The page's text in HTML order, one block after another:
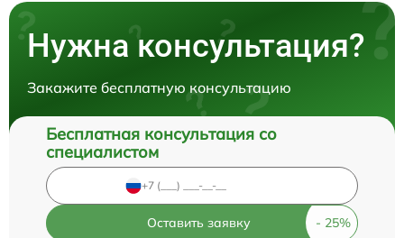
Нужна консультация?
Закажите бесплатную консультацию
Бесплатная консультация со
специалистом
Оставить заявку